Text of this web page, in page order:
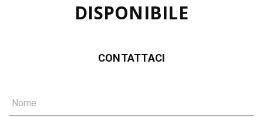
DISPONIBILE
CONTATTACI
Nome